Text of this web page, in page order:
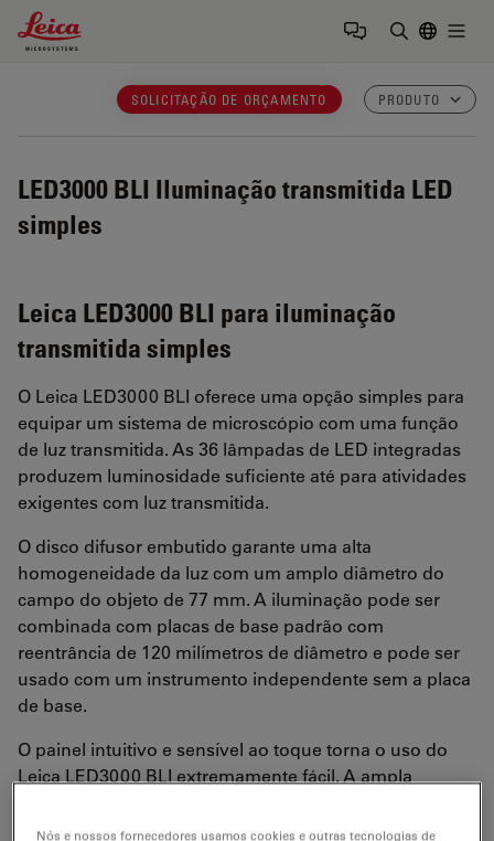
Leica Microsystems Logo
SOLICITAÇÃO DE ORÇAMENTO PRODUTO
LED3000 BLI Iluminação transmitida LED
simples
Leica LED3000 BLI para iluminação
transmitida simples
O Leica LED3000 BLI oferece uma opção simples para
equipar um sistema de microscópio com uma função
de luz transmitida. As 36 lâmpadas de LED integradas
produzem luminosidade suficiente até para atividades
exigentes com luz transmitida.
O disco difusor embutido garante uma alta
homogeneidade da luz com um amplo diâmetro do
campo do objeto de 77 mm. A iluminação pode ser
combinada com placas de base padrão com
reentrância de 120 milímetros de diâmetro e pode ser
usado com um instrumento independente sem a placa
de base.
O painel intuitivo e sensível ao toque torna o uso do
Leica LED3000 BLI extremamente fácil. A ampla
também o trabalho com amostras grandes.
Nós e nossos fornecedores usamos cookies e outras tecnologias de